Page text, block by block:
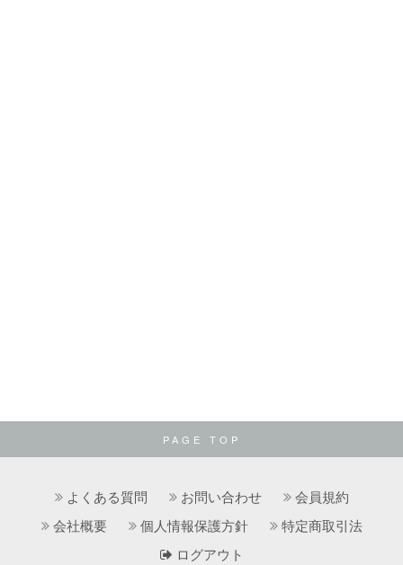
PAGE TOP
よくある質問 お問い合わせ
会員規約
会社概要
個人情報保護方針
特定商取引法
ログアウト